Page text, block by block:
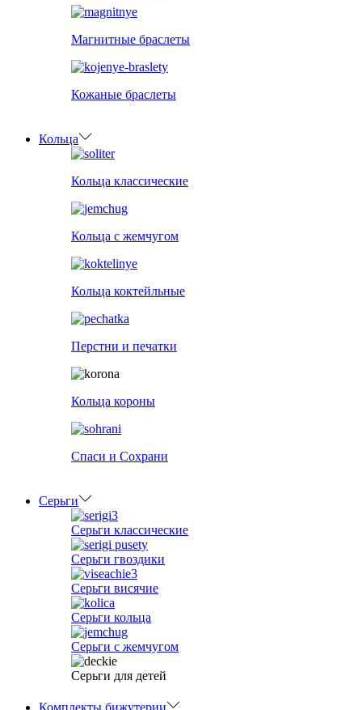
Магнитные браслеты
Кожаные браслеты
Кольца
Кольца классические
Кольца с жемчугом
Кольца коктейльные
Перстни и печатки
Кольца короны
Спаси и Сохрани
Серьги
Серьги классические
Серьги гвоздики
Серьги висячие
Серьги кольца
Серьги с жемчугом
Серьги для детей
Комплекты бижутерии